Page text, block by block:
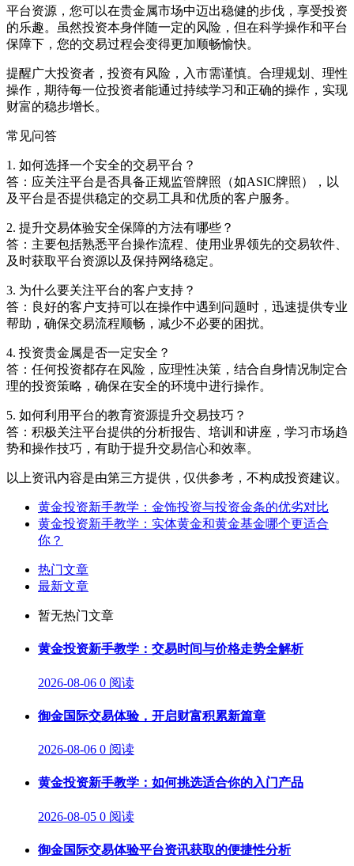
平台资源，您可以在贵金属市场中迈出稳健的步伐，享受投资
的乐趣。虽然投资本身伴随一定的风险，但在科学操作和平台
保障下，您的交易过程会变得更加顺畅愉快。
提醒广大投资者，投资有风险，入市需谨慎。合理规划、理性
操作，期待每一位投资者能通过持续学习和正确的操作，实现
财富的稳步增长。
常见问答
1. 如何选择一个安全的交易平台？
答：应关注平台是否具备正规监管牌照（如ASIC牌照），以
及平台是否提供稳定的交易工具和优质的客户服务。
2. 提升交易体验安全保障的方法有哪些？
答：主要包括熟悉平台操作流程、使用业界领先的交易软件、
及时获取平台资源以及保持网络稳定。
3. 为什么要关注平台的客户支持？
答：良好的客户支持可以在操作中遇到问题时，迅速提供专业
帮助，确保交易流程顺畅，减少不必要的困扰。
4. 投资贵金属是否一定安全？
答：任何投资都存在风险，应理性决策，结合自身情况制定合
理的投资策略，确保在安全的环境中进行操作。
5. 如何利用平台的教育资源提升交易技巧？
答：积极关注平台提供的分析报告、培训和讲座，学习市场趋
势和操作技巧，有助于提升交易信心和效率。
以上资讯内容是由第三方提供，仅供参考，不构成投资建议。
黄金投资新手教学：金饰投资与投资金条的优劣对比
黄金投资新手教学：实体黄金和黄金基金哪个更适合
你？
热门文章
最新文章
暂无热门文章
黄金投资新手教学：交易时间与价格走势全解析
2026-08-06 0 阅读
御金国际交易体验，开启财富积累新篇章
2026-08-06 0 阅读
黄金投资新手教学：如何挑选适合你的入门产品
2026-08-05 0 阅读
御金国际交易体验平台资讯获取的便捷性分析